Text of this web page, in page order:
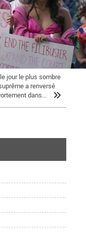
jour le plus sombre
a renversé
dans...